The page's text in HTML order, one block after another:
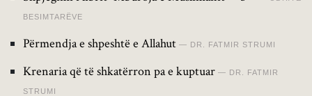
BESIMTARËVE
Përmendja e shpeshtë e Allahut DR. FATMIR STRUMI
Krenaria që të shkatërron pa e kuptuar DR. FATMIR
STRUMI